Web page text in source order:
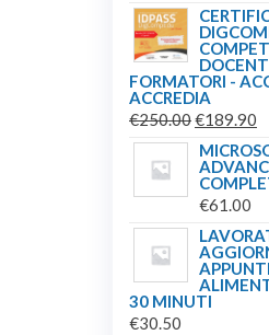
FORMATORI -
ACCREDIA
€250.00IL
PREZZO
ERA:
€189.90
€61.00
30 MINUTI
€30.50